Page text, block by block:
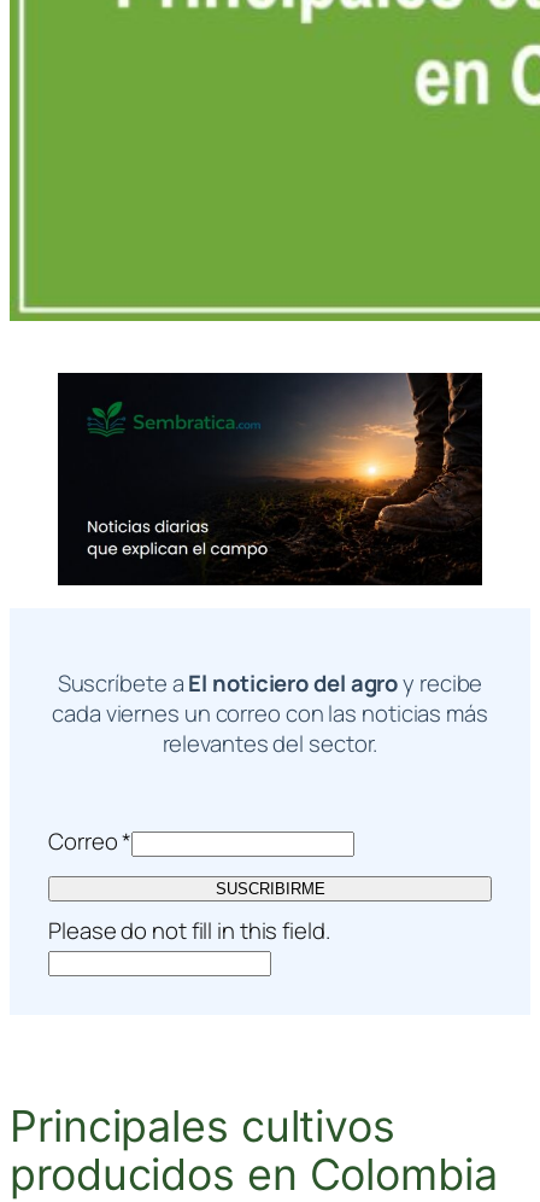
Suscríbete aEl noticiero del agroy recibe
cada viernes un correo con las noticias más
relevantes del sector.
Correo*
SUSCRIBIRME
Please do not fill in this field.
Principales cultivos
producidos en Colombia